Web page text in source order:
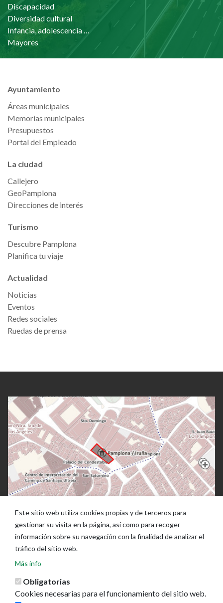
Discapacidad
Diversidad cultural
Infancia, adolescencia y familia
Mayores
Ayuntamiento
Áreas municipales
Memorias municipales
Presupuestos
Portal del Empleado
La ciudad
Callejero
GeoPamplona
Direcciones de interés
Turismo
Descubre Pamplona
Planifica tu viaje
Actualidad
Noticias
Eventos
Redes sociales
Ruedas de prensa
Este sitio web utiliza cookies propias y de terceros para
gestionar su visita en la página, así como para recoger
información sobre su navegación con la finalidad de analizar el
tráfico del sitio web.
Más info
Obligatorias
Cookies necesarias para el funcionamiento del sitio web.